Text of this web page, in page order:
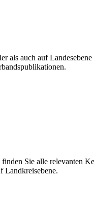
als auch auf
Sie alle relevanten
Landkreisebene.